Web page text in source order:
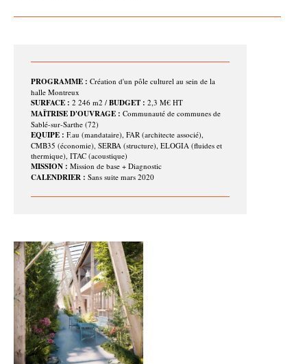
PROGRAMME : Création d'un pôle culturel au sein de la
halle Montreux
SURFACE : 2 246 m2 / BUDGET : 2,3 M€ HT
MAÎTRISE D'OUVRAGE : Communauté de communes de
Sablé-sur-Sarthe (72)
EQUIPE : F.au (mandataire), FAR (architecte associé),
CMB35 (économie), SERBA (structure), ELOGIA (fluides et
thermique), ITAC (acoustique)
MISSION : Mission de base + Diagnostic
CALENDRIER : Sans suite mars 2020